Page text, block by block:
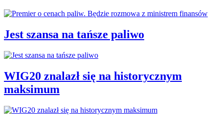
Jest szansa na tańsze paliwo
WIG20 znalazł się na historycznym
maksimum